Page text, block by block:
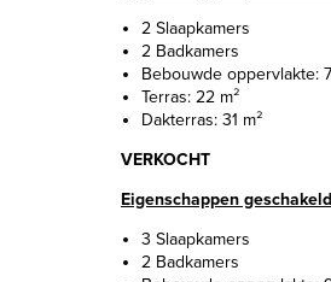
2 Slaapkamers
2 Badkamers
Bebouwde oppervlakte:
Terras: 22 m²
Dakterras: 31 m²
VERKOCHT
Eigenschappen
3 Slaapkamers
2 Badkamers